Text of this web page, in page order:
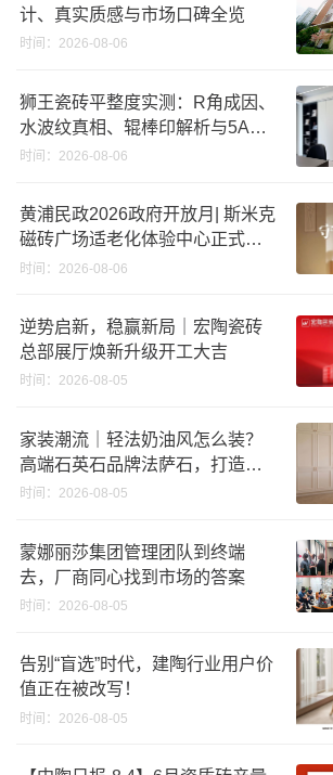
计、真实质感与市场口碑全览
时间：2026-08-06
狮王瓷砖平整度实测：R角成因、
水波纹真相、辊棒印解析与5A标
准选购指南
时间：2026-08-06
黄浦民政2026政府开放月| 斯米克
磁砖广场适老化体验中心正式亮
相
时间：2026-08-06
逆势启新，稳赢新局｜宏陶瓷砖
总部展厅焕新升级开工大吉
时间：2026-08-05
家装潮流｜轻法奶油风怎么装？
高端石英石品牌法萨石，打造质
感橱柜台面
时间：2026-08-05
蒙娜丽莎集团管理团队到终端
去，厂商同心找到市场的答案
时间：2026-08-05
告别“盲选”时代，建陶行业用户价
值正在被改写！
时间：2026-08-05